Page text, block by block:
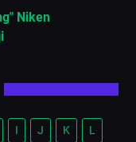
Niken
I J K L